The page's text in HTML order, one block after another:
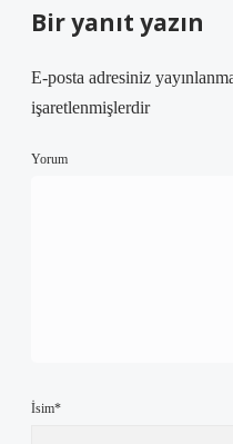
Bir yanıt yazın
E-posta adresiniz
işaretlenmişlerdir
Yorum
İsim*